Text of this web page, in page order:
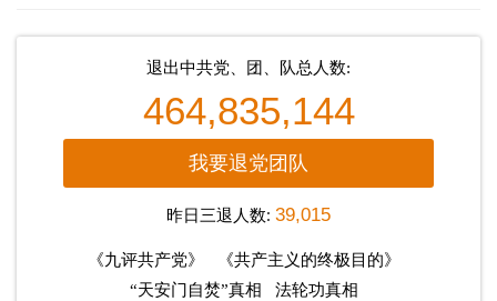
退出中共党、团、队总人数:
464,835,144
我要退党团队
昨日三退人数: 39,015
《九评共产党》
《共产主义的终极目的》
“天安门自焚”真相
法轮功真相